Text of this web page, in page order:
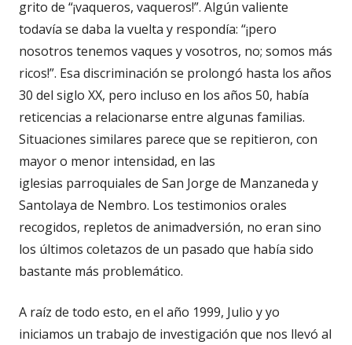
grito de “¡vaqueros, vaqueros!”. Algún valiente
todavía se daba la vuelta y respondía: “¡pero
nosotros tenemos vaques y vosotros, no; somos más
ricos!”. Esa discriminación se prolongó hasta los años
30 del siglo XX, pero incluso en los años 50, había
reticencias a relacionarse entre algunas familias.
Situaciones similares parece que se repitieron, con
mayor o menor intensidad, en las
iglesias parroquiales de San Jorge de Manzaneda y
Santolaya de Nembro. Los testimonios orales
recogidos, repletos de animadversión, no eran sino
los últimos coletazos de un pasado que había sido
bastante más problemático.
A raíz de todo esto, en el año 1999, Julio y yo
iniciamos un trabajo de investigación que nos llevó al